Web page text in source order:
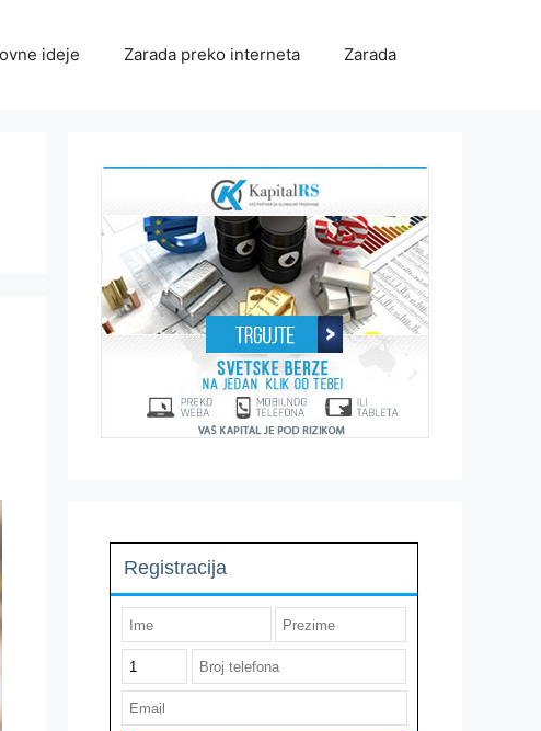
ideje Zarada preko interneta Zarada